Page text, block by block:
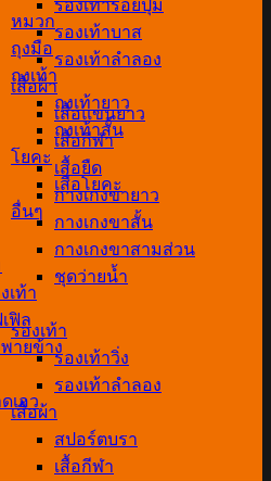
รองเท้าร้อยปุ่ม
รองเท้าบาส
รองเท้าลำลอง
เสื้อผ้า
เสื้อแขนยาว
เสื้อกีฬา
เสื้อยืด
กางเกงขายาว
กางเกงขาสั้น
กางเกงขาสามส่วน
ชุดว่ายน้ำ
รองเท้า
รองเท้าวิ่ง
รองเท้าลำลอง
เสื้อผ้า
สปอร์ตบรา
เสื้อกีฬา
หมวก
ถุงมือ
ถุงเท้า
ถุงเท้ายาว
ถุงเท้าสั้น
โยคะ
เสื่อโยคะ
อื่นๆ
เท้า
ฟิล
ายข้าง
เอว